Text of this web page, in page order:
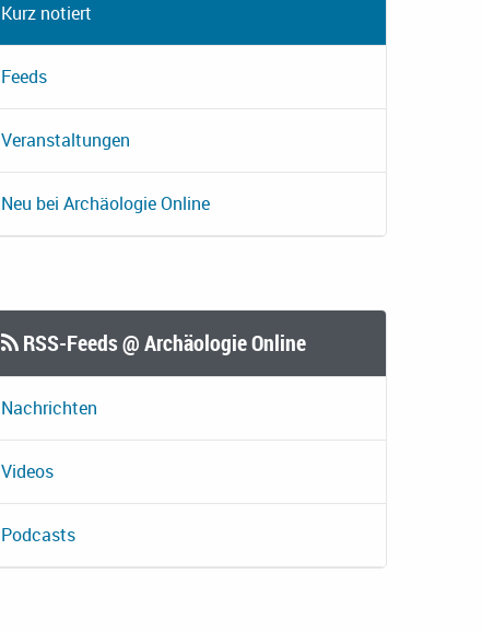
Kurz notiert
Feeds
Veranstaltungen
Neu bei Archäologie Online
RSS-Feeds @ Archäologie Online
Nachrichten
Videos
Podcasts